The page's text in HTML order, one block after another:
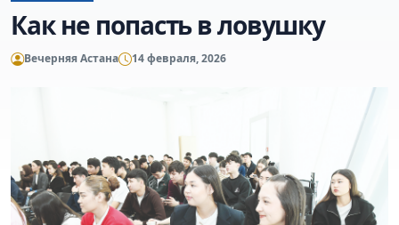
Как не попасть в ловушку
Вечерняя Астана 14 февраля, 2026